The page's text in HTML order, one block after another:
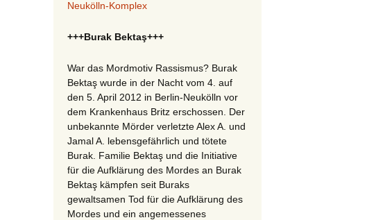
Neukölln-Komplex
+++Burak Bektaş+++
War das Mordmotiv Rassismus? Burak
Bektaş wurde in der Nacht vom 4. auf
den 5. April 2012 in Berlin-Neukölln vor
dem Krankenhaus Britz erschossen. Der
unbekannte Mörder verletzte Alex A. und
Jamal A. lebensgefährlich und tötete
Burak. Familie Bektaş und die Initiative
für die Aufklärung des Mordes an Burak
Bektaş kämpfen seit Buraks
gewaltsamen Tod für die Aufklärung des
Mordes und ein angemessenes